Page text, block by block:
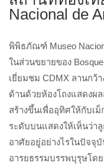
Nacional de
พิพิธภัณฑ์ Museo
ในส่วนขยายของ
เยี่ยมชม CDMX ลานกว้
ด้านด้วยห้องโถงแสดงผ
สร้างขึ้นเพื่ออุทิศให้กับเ
ระดับบนแสดงให้เห็นว่า
อาศัยอยู่อย่างไรในปัจจุ
อารยธรรมบรรพบุรุษโ